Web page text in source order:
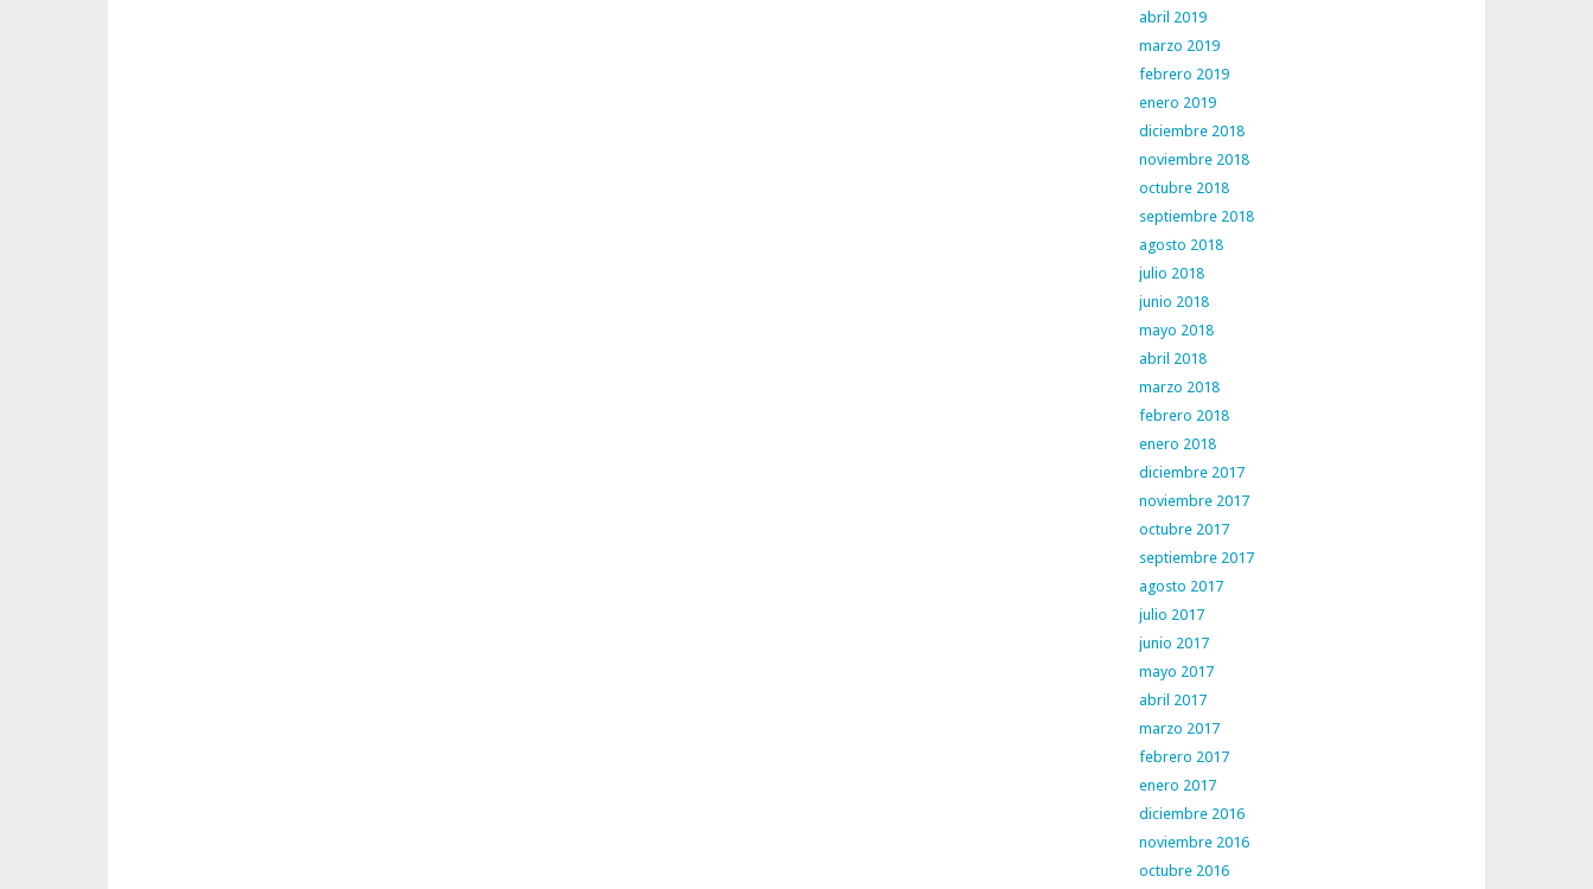
abril 2019
marzo 2019
febrero 2019
enero 2019
diciembre 2018
noviembre 2018
octubre 2018
septiembre 2018
agosto 2018
julio 2018
junio 2018
mayo 2018
abril 2018
marzo 2018
febrero 2018
enero 2018
diciembre 2017
noviembre 2017
octubre 2017
septiembre 2017
agosto 2017
julio 2017
junio 2017
mayo 2017
abril 2017
marzo 2017
febrero 2017
enero 2017
diciembre 2016
noviembre 2016
octubre 2016